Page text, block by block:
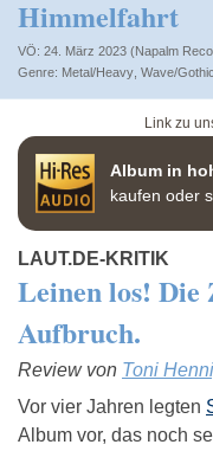
Himmelfahrt
VÖ: 24. März 2023 (Napalm
Metal/Heavy Wave/Gothic
Link zu
Album in
kaufen oder
LAUT.DE-KRITIK
Leinen los! Die
Aufbruch.
Review von Toni
Vor vier Jahren legten
Album vor, das noch